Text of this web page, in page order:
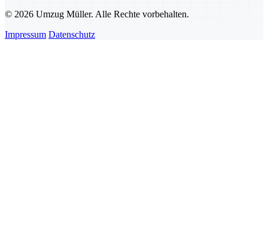
© 2026 Umzug Müller. Alle Rechte vorbehalten.
Impressum Datenschutz